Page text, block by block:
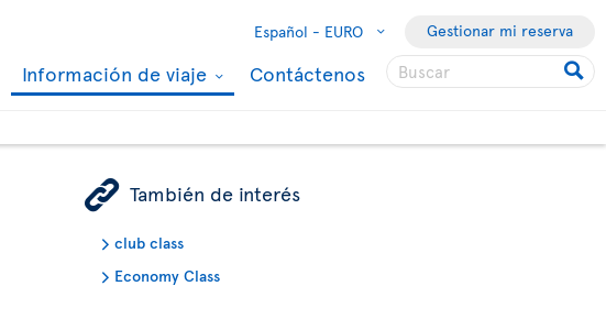
Español - EURO Gestionar mi reserva
Información de viaje Contáctenos
ÿ También de interés
club class
Economy Class